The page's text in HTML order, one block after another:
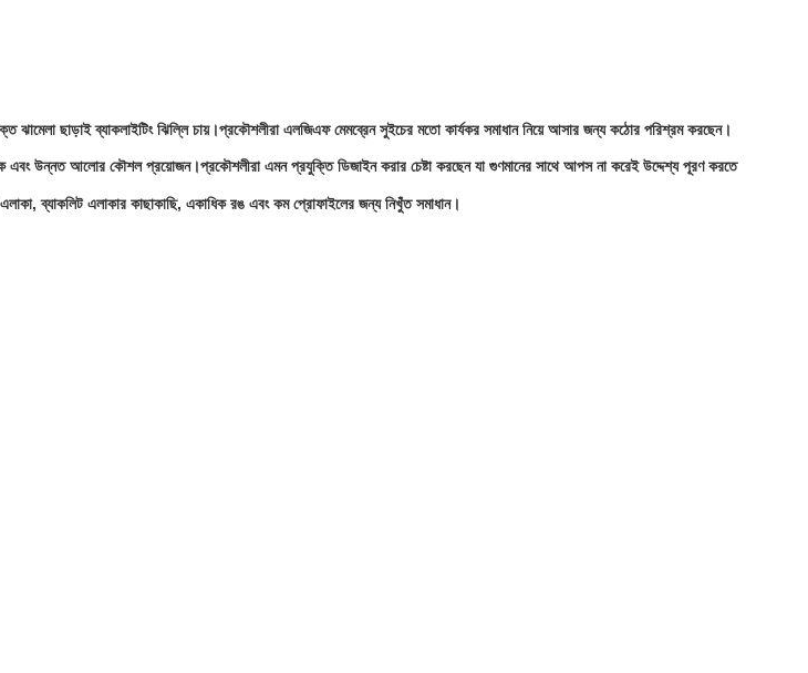
ছাড়াই ব্যাকলাইটিং ঝিল্লি চায়।প্রকৌশলীরা এলজিএফ মেমব্রেন সুইচের মতো কার্যকর সমাধান নিয়ে আসার জন্য কঠোর পরিশ্রম করছেন।
এবং উন্নত আলোর কৌশল প্রয়োজন।প্রকৌশলীরা এমন প্রযুক্তি ডিজাইন করার চেষ্টা করছেন যা গুণমানের সাথে আপস না করেই উদ্দেশ্য পূরণ করতে
ব্যাকলিট এলাকার কাছাকাছি, একাধিক রঙ এবং কম প্রোফাইলের জন্য নিখুঁত সমাধান।